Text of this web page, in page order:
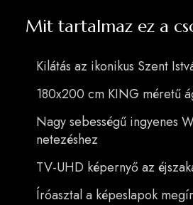
Mit tartalmaz ez a
Kilátás az ikonikus Szent
180x200 cm KING méretű
Nagy sebességű ingyenes
netezéshez
TV-UHD képernyő az
Íróasztal a képeslapok